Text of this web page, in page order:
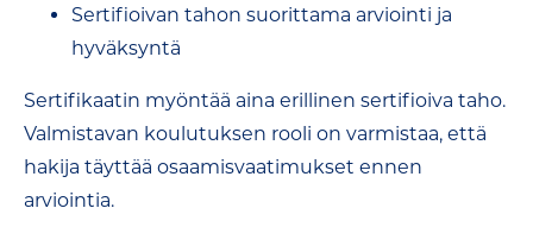
Sertifioivan tahon suorittama arviointi ja
hyväksyntä
Sertifikaatin myöntää aina erillinen sertifioiva taho.
Valmistavan koulutuksen rooli on varmistaa, että
hakija täyttää osaamisvaatimukset ennen
arviointia.